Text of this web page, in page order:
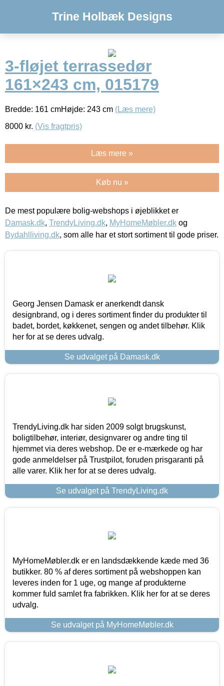
Trine Holbæk Designs
3-fløjet terrassedør
161×243 cm, 015179
Bredde: 161 cmHøjde: 243 cm (Læs mere)
8000 kr. (Vis fragtpris)
Læs mere »
Køb nu »
De mest populære bolig-webshops i øjeblikket er
Damask.dk, TrendyLiving.dk, MyHomeMøbler.dk og
Bydahlliving.dk, som alle har et stort sortiment til gode priser.
Georg Jensen Damask er anerkendt dansk
designbrand, og i deres sortiment finder du produkter til
badet, bordet, køkkenet, sengen og andet tilbehør. Klik
her for at se deres udvalg.
Se udvalget på Damask.dk
TrendyLiving.dk har siden 2009 solgt brugskunst,
boligtilbehør, interiør, designvarer og andre ting til
hjemmet via deres webshop. De er e-mærkede og har
gode anmeldelser på Trustpilot, foruden prisgaranti på
alle varer. Klik her for at se deres udvalg.
Se udvalget på TrendyLiving.dk
MyHomeMøbler.dk er en landsdækkende kæde med 36
butikker. 80 % af deres sortiment på webshoppen kan
leveres inden for 1 uge, og mange af produkterne
kommer fuld samlet fra fabrikken. Klik her for at se deres
udvalg.
Se udvalget på MyHomeMøbler.dk